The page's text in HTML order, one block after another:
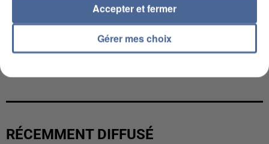
UN SECOND CADRE DE LA DZ MAFIA
RÉCEMMENT DIFFUSÉ
Gérer mes choix
Accepter et fermer